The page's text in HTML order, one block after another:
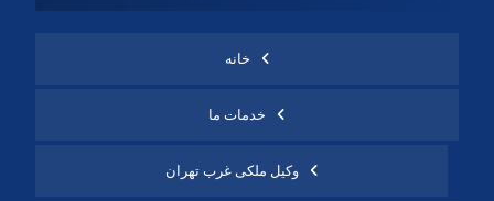
خانه
خدمات ما
وکیل ملکی غرب تهران